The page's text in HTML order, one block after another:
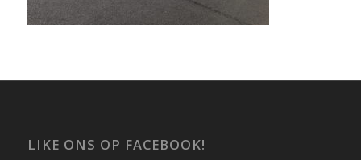
LIKE ONS OP FACEBOOK!